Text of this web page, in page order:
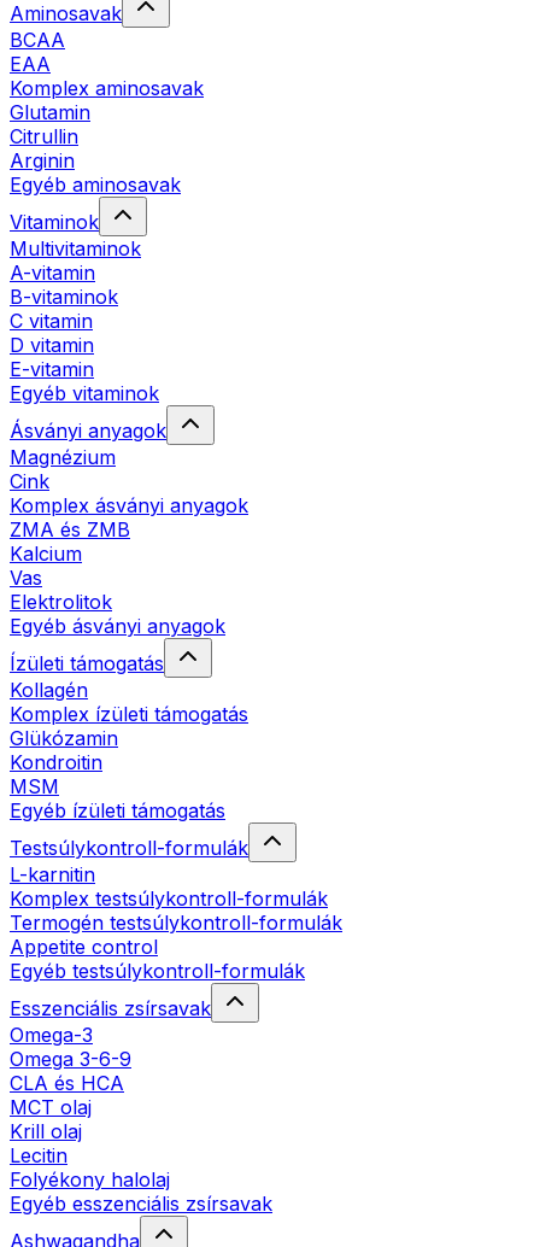
Aminosavak
BCAA
EAA
Komplex aminosavak
Glutamin
Citrullin
Arginin
Egyéb aminosavak
Vitaminok
Multivitaminok
A-vitamin
B-vitaminok
C vitamin
D vitamin
E-vitamin
Egyéb vitaminok
Ásványi anyagok
Magnézium
Cink
Komplex ásványi anyagok
ZMA és ZMB
Kalcium
Vas
Elektrolitok
Egyéb ásványi anyagok
Ízületi támogatás
Kollagén
Komplex ízületi támogatás
Glükózamin
Kondroitin
MSM
Egyéb ízületi támogatás
Testsúlykontroll-formulák
L-karnitin
Komplex testsúlykontroll-formulák
Termogén testsúlykontroll-formulák
Appetite control
Egyéb testsúlykontroll-formulák
Esszenciális zsírsavak
Omega-3
Omega 3-6-9
CLA és HCA
MCT olaj
Krill olaj
Lecitin
Folyékony halolaj
Egyéb esszenciális zsírsavak
Ashwagandha